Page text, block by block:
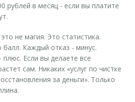
рублей в месяц - если вы платите
не магия. Это статистика.
Каждый отказ - минус.
Если вы делаете все
сам. Никаких «услуг по чистке
за деньги». Только